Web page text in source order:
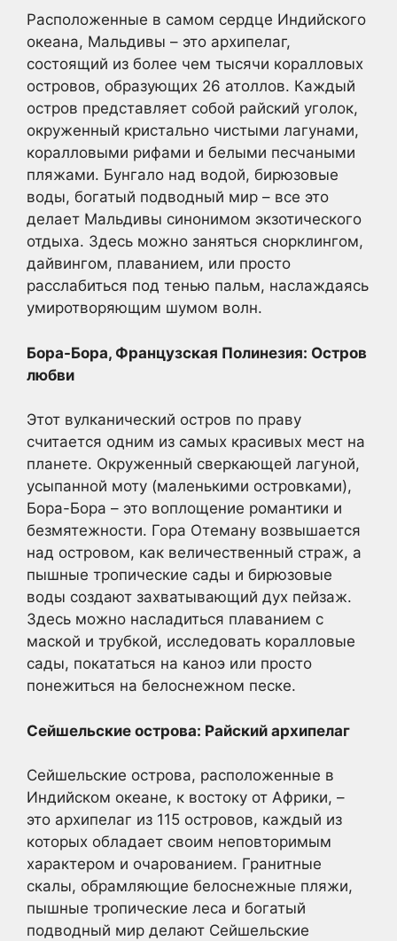
Расположенные в самом сердце Индийского
океана, Мальдивы – это архипелаг,
состоящий из более чем тысячи коралловых
островов, образующих 26 атоллов. Каждый
остров представляет собой райский уголок,
окруженный кристально чистыми лагунами,
коралловыми рифами и белыми песчаными
пляжами. Бунгало над водой, бирюзовые
воды, богатый подводный мир – все это
делает Мальдивы синонимом экзотического
отдыха. Здесь можно заняться снорклингом,
дайвингом, плаванием, или просто
расслабиться под тенью пальм, наслаждаясь
умиротворяющим шумом волн.
Бора-Бора, Французская Полинезия: Остров
любви
Этот вулканический остров по праву
считается одним из самых красивых мест на
планете. Окруженный сверкающей лагуной,
усыпанной моту (маленькими островками),
Бора-Бора – это воплощение романтики и
безмятежности. Гора Отеману возвышается
над островом, как величественный страж, а
пышные тропические сады и бирюзовые
воды создают захватывающий дух пейзаж.
Здесь можно насладиться плаванием с
маской и трубкой, исследовать коралловые
сады, покататься на каноэ или просто
понежиться на белоснежном песке.
Сейшельские острова: Райский архипелаг
Сейшельские острова, расположенные в
Индийском океане, к востоку от Африки, –
это архипелаг из 115 островов, каждый из
которых обладает своим неповторимым
характером и очарованием. Гранитные
скалы, обрамляющие белоснежные пляжи,
пышные тропические леса и богатый
подводный мир делают Сейшельские